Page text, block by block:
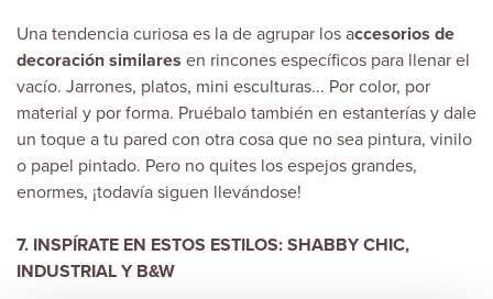
Una tendencia curiosa es la de agrupar los accesorios de
decoración similares en rincones específicos para llenar el
vacío. Jarrones, platos, mini esculturas... Por color, por
material y por forma. Pruébalo también en estanterías y dale
un toque a tu pared con otra cosa que no sea pintura, vinilo
o papel pintado. Pero no quites los espejos grandes,
enormes, ¡todavía siguen llevándose!
7. INSPÍRATE EN ESTOS ESTILOS: SHABBY CHIC,
INDUSTRIAL Y B&W